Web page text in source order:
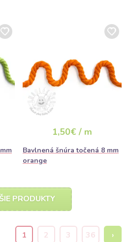
1,50€ / m
Bavlnená šnúra točená 8 mm
orange
PRODUKTY
1 2 3 36 ›